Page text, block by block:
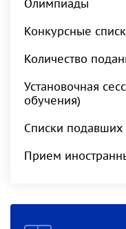
Олимпиады
Конкурсные
Количество
Установочная
обучения)
Списки
Прием